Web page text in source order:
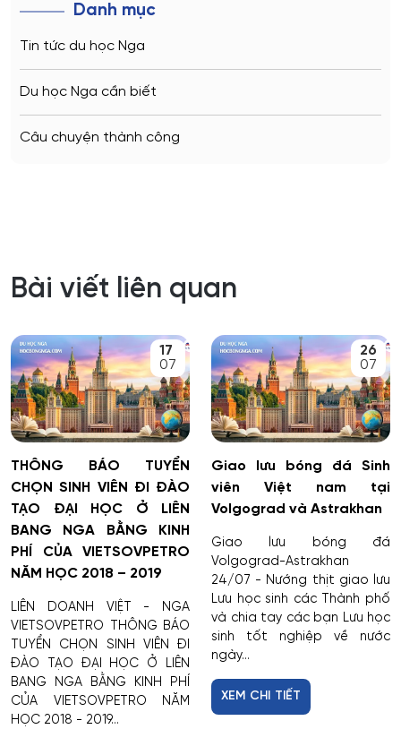
Danh mục
Tin tức du học Nga
Du học Nga cần biết
Câu chuyện thành công
Bài viết liên quan
17
07
THÔNG BÁO TUYỂN
CHỌN SINH VIÊN ĐI ĐÀO
TẠO ĐẠI HỌC Ở LIÊN
BANG NGA BẰNG KINH
PHÍ CỦA VIETSOVPETRO
NĂM HỌC 2018 – 2019
LIÊN DOANH VIỆT - NGA
VIETSOVPETRO THÔNG BÁO
TUYỂN CHỌN SINH VIÊN ĐI
ĐÀO TẠO ĐẠI HỌC Ở LIÊN
BANG NGA BẰNG KINH PHÍ
CỦA VIETSOVPETRO NĂM
HỌC 2018 - 2019...
26
07
Giao lưu bóng đá Sinh
viên Việt nam tại
Volgograd và Astrakhan
Giao lưu bóng đá
Volgograd-Astrakhan
24/07 - Nướng thịt giao lưu
Lưu học sinh các Thành phố
và chia tay các bạn Lưu học
sinh tốt nghiệp về nước
ngày...
XEM CHI TIẾT